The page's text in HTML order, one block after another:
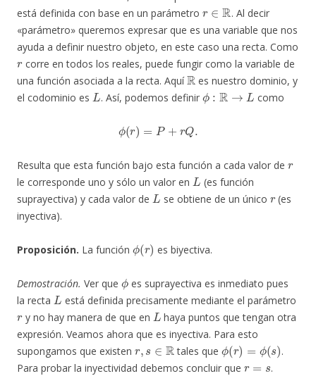
está definida con base en un parámetro
R
. Al decir
«parámetro» queremos expresar que es una variable que nos
ayuda a definir nuestro objeto, en este caso una recta. Como
r
corre en todos los reales, puede fungir como la variable de
una función asociada a la recta. Aquí
R
es nuestro dominio, y
el codominio es
L
. Así, podemos definir
ϕ :R→L
como
ϕ (r )= +rQ
Resulta que esta función bajo esta función a cada valor de
le corresponde uno y sólo un valor en
L
(es función
suprayectiva) y cada valor de
L
se obtiene de un único
(es
inyectiva).
Proposición. La función
ϕ (r )
es biyectiva.
Demostración. Ver que
ϕ
es suprayectiva es inmediato pues
la recta
L
está definida precisamente mediante el parámetro
r
y no hay manera de que en
L
haya puntos que tengan otra
expresión. Veamos ahora que es inyectiva. Para esto
supongamos que existen
r,s∈R
tales que
ϕ(r )=ϕ( s)
.
Para probar la inyectividad debemos concluir que
s
.